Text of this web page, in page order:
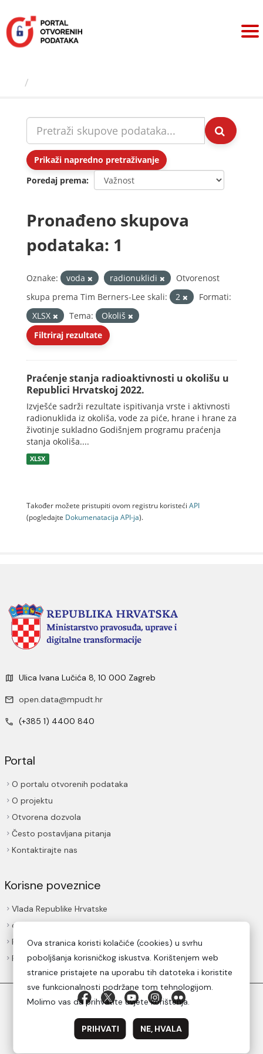
sadržaj
Prikaži napredno pretraživanje
Poredaj prema
Pronađeno skupova
podataka: 1
Oznake: voda radionuklidi
Otvorenost
skupa prema Tim Berners-Lee skali:
2
Formati:
XLSX
Tema:
Okoliš
Filtriraj rezultate
Praćenje stanja radioaktivnosti u okolišu u
Republici Hrvatskoj 2022.
Izvješće sadrži rezultate ispitivanja vrste i aktivnosti
radionuklida iz okoliša, vode za piće, hrane i hrane za
životinje sukladno Godišnjem programu praćenja
stanja okoliša....
XLSX
Također možete pristupiti ovom registru koristeći API
(pogledajte Dokumenаtаcijа API-jа).